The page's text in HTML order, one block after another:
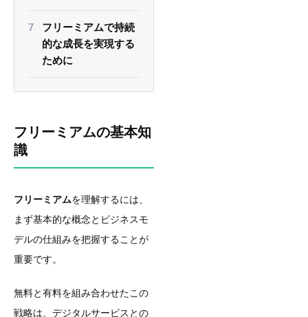
フリーミアムで持続
的な成長を実現する
ために
フリーミアムの基本知
識
フリーミアムを理解するには、
まず基本的な概念とビジネスモ
デルの仕組みを把握することが
重要です。
無料と有料を組み合わせたこの
戦略は、デジタルサービスとの